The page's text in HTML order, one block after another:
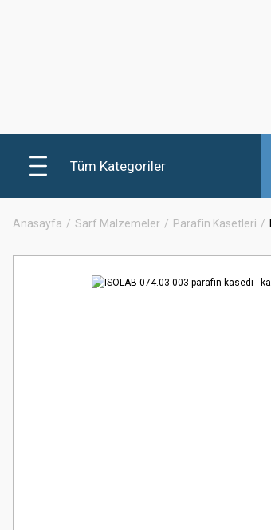
Tüm Kategoriler
Anasayfa Sarf Malzemeler Parafin Kasetleri